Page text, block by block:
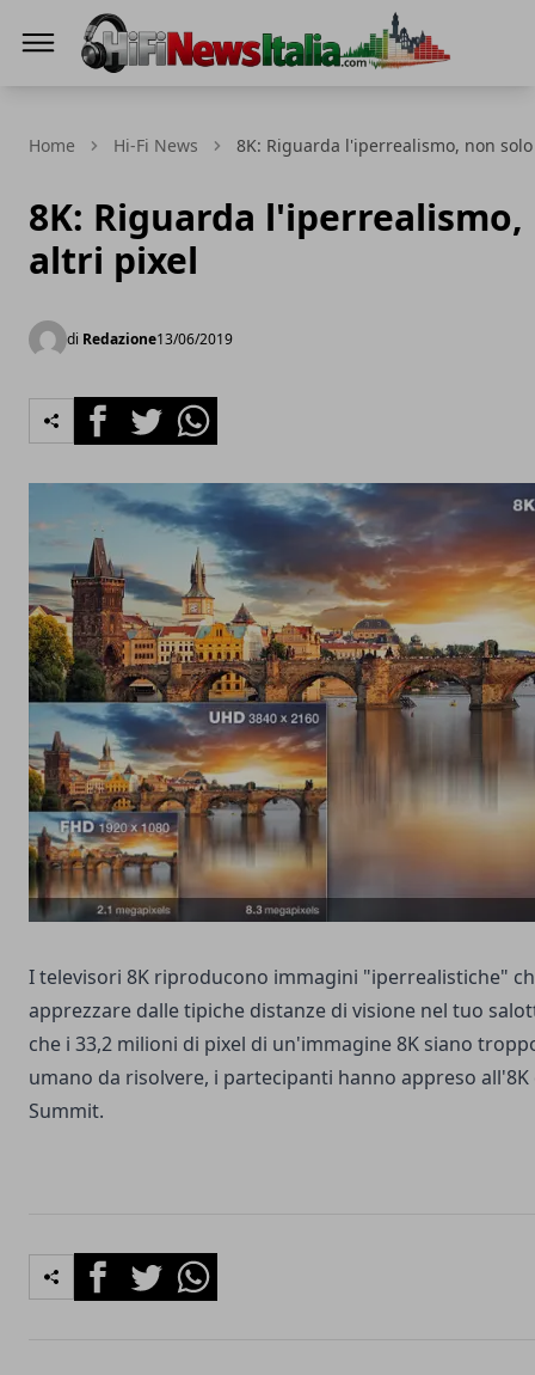
Home Hi-Fi News 8K: Riguarda l'iperrealismo, non
8K: Riguarda
altri pixel
di Redazione13/06/2019
FacebookTwitterWhatsapp
I televisori 8K riproducono immagini "iperrealistiche"
apprezzare dalle tipiche distanze di visione nel tuo
che i 33,2 milioni di pixel di un'immagine 8K siano
umano da risolvere, i partecipanti hanno appreso
Summit.
FacebookTwitterWhatsapp